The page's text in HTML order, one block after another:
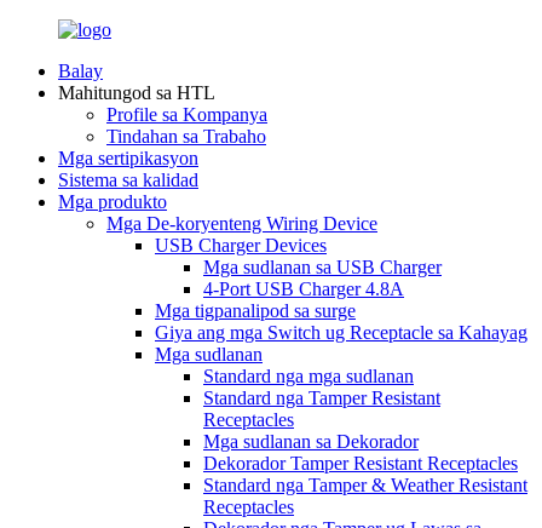
Balay
Mahitungod sa HTL
Profile sa Kompanya
Tindahan sa Trabaho
Mga sertipikasyon
Sistema sa kalidad
Mga produkto
Mga De-koryenteng Wiring Device
USB Charger Devices
Mga sudlanan sa USB Charger
4-Port USB Charger 4.8A
Mga tigpanalipod sa surge
Giya ang mga Switch ug Receptacle sa Kahayag
Mga sudlanan
Standard nga mga sudlanan
Standard nga Tamper Resistant
Receptacles
Mga sudlanan sa Dekorador
Dekorador Tamper Resistant Receptacles
Standard nga Tamper & Weather Resistant
Receptacles